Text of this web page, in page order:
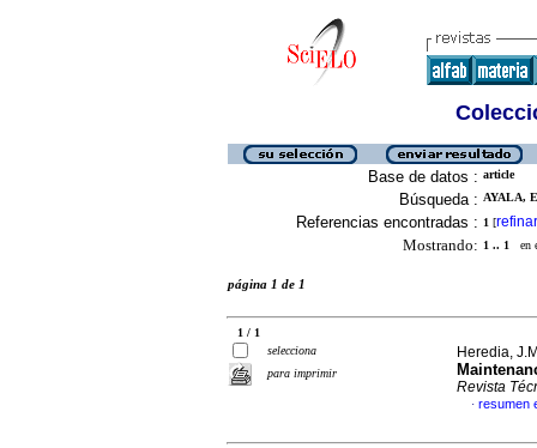
Base de datos : article
Búsqueda : AYALA,
Referencias encontradas : 1 [refinar
Mostrando: 1 .. 1 en
página 1 de 1
1 / 1
selecciona
para imprimir
Heredia,
Revista
· resumen